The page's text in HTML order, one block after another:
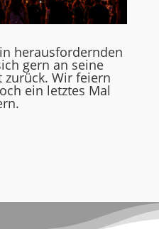
herausfordernden
gern an seine
zurück. Wir feiern
ein letztes Mal